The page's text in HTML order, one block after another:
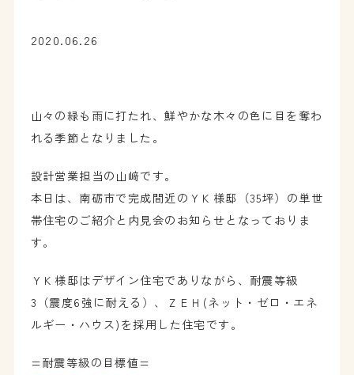
2020.06.26
山々の緑も雨に打たれ、鮮やかな木々の色に目を奪わ
れる季節となりました。
設計営業担当の山﨑です。
本日は、南砺市で完成間近のＹＫ様邸（35坪）の単世
帯住宅のご紹介と内見会のお知らせとなっておりま
す。
ＹＫ様邸はデザイン住宅でありながら、耐震等級
3（震度6強に耐える）、ＺＥＨ(ネット・ゼロ・エネ
ルギー・ハウス)を採用した住宅です。
=耐震等級の目標値=